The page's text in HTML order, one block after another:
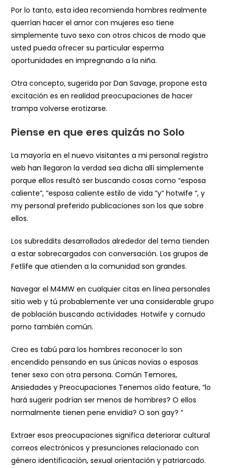
Por lo tanto, esta idea recomienda hombres realmente
querrían hacer el amor con mujeres eso tiene
simplemente tuvo sexo con otros chicos de modo que
usted pueda ofrecer su particular esperma
oportunidades en impregnando a la niña.
Otra concepto, sugerida por Dan Savage, propone esta
excitación es en realidad preocupaciones de hacer
trampa volverse erotizarse.
Piense en que eres quizás no Solo
La mayoría en el nuevo visitantes a mi personal registro
web han llegaron la verdad sea dicha allí simplemente
porque ellos resultó ser buscando cosas como “esposa
caliente”, “esposa caliente estilo de vida “y” hotwife “, y
my personal preferido publicaciones son los que sobre
ellos.
Los subreddits desarrollados alrededor del tema tienden
a estar sobrecargados con conversación. Los grupos de
Fetlife que atienden a la comunidad son grandes.
Navegar el M4MW en cualquier citas en línea personales
sitio web y tú probablemente ver una considerable grupo
de población buscando actividades. Hotwife y cornudo
porno también común.
Creo es tabú para los hombres reconocer lo son
encendido pensando en sus únicas novias o esposas
tener sexo con otra persona. Común Temores,
Ansiedades y Preocupaciones Tenemos oído feature, “lo
hará sugerir podrían ser menos de hombres? O ellos
normalmente tienen pene envidia? O son gay? “
Extraer esos preocupaciones significa deteriorar cultural
correos electrónicos y presunciones relacionado con
género identificación, sexual orientación y patriarcado.